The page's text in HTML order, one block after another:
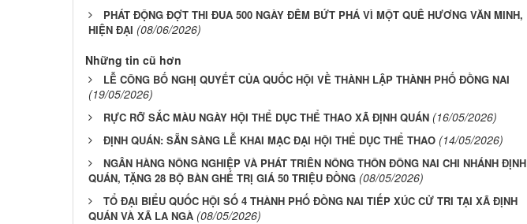
PHÁT ĐỘNG ĐỢT THI ĐUA 500 NGÀY ĐÊM BỨT PHÁ VÌ MỘT QUÊ HƯƠNG VĂN MINH,
HIỆN ĐẠI (08/06/2026)
Những tin cũ hơn
LỄ CÔNG BỐ NGHỊ QUYẾT CỦA QUỐC HỘI VỀ THÀNH LẬP THÀNH PHỐ ĐỒNG NAI
(19/05/2026)
RỰC RỠ SẮC MÀU NGÀY HỘI THỂ DỤC THỂ THAO XÃ ĐỊNH QUÁN (16/05/2026)
ĐỊNH QUÁN: SẴN SÀNG LỄ KHAI MẠC ĐẠI HỘI THỂ DỤC THỂ THAO (14/05/2026)
NGÂN HÀNG NÔNG NGHIỆP VÀ PHÁT TRIÊN NÔNG THÔN ĐÔNG NAI CHI NHÁNH ĐỊNH
QUÁN, TẶNG 28 BỘ BÀN GHẾ TRỊ GIÁ 50 TRIỆU ĐỒNG (08/05/2026)
TỔ ĐẠI BIỂU QUỐC HỘI SỐ 4 THÀNH PHỐ ĐỒNG NAI TIẾP XÚC CỬ TRI TẠI XÃ ĐỊNH
QUÁN VÀ XÃ LA NGÀ (08/05/2026)